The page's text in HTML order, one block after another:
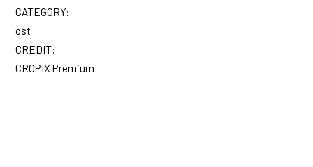
CATEGORY:
ost
CREDIT:
CROPIX Premium